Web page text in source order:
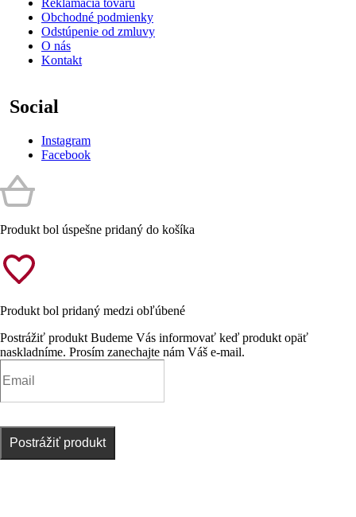
Reklamácia tovaru
Obchodné podmienky
Odstúpenie od zmluvy
O nás
Kontakt
Social
Instagram
Facebook
Produkt bol úspešne pridaný do košíka
Produkt bol pridaný medzi obľúbené
Postrážiť produkt Budeme Vás informovať keď produkt opäť
naskladníme. Prosím zanechajte nám Váš e-mail.
Postrážiť produkt